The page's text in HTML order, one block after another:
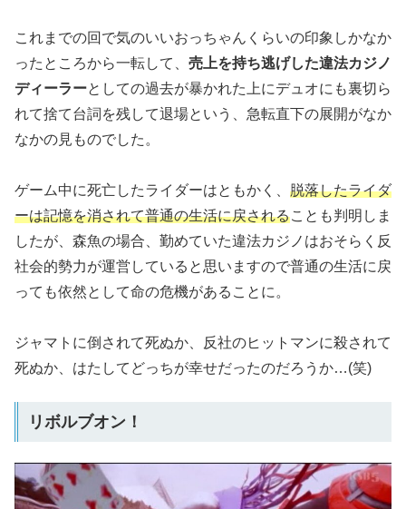
これまでの回で気のいいおっちゃんくらいの印象しかなか
ったところから一転して、 売上を持ち逃げした違法カジノ
ディーラーとしての過去が暴かれた上にデュオにも裏切ら
れて捨て台詞を残して退場という、急転直下の展開がなか
なかの見ものでした。
ゲーム中に死亡したライダーはともかく、 脱落したライダ
ーは記憶を消されて普通の生活に戻されることも判明しま
したが、森魚の場合、勤めていた違法カジノはおそらく反
社会的勢力が運営していると思いますので普通の生活に戻
っても依然として命の危機があることに。
ジャマトに倒されて死ぬか、反社のヒットマンに殺されて
死ぬか、はたしてどっちが幸せだったのだろうか…(笑)
リボルブオン！